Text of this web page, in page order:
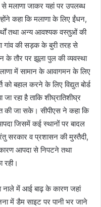
मलाणा जाकर यहां पर उपलब्ध
कहा कि मलाणा के लिए ईंधन,
तथा अन्य आवश्यक वस्तुओं की
गांव की सड़क के बुरी तरह से
के तौर पर झूला पुल की व्यवस्था
में सामान के आवागमन के लिए
बहाल करने के लिए विद्युत बोर्ड
जा रहा है ताकि शीघ्रातिशीघ्र
की जा सके। सीपीएस ने कहा कि
जिसमें कई स्थानों पर बादल
व प्रशासन की मुस्तैदी,
आपदा से निपटने तथा
रही।
नाले में आई बाढ़ के कारण जहां
में डैम साइट पर पानी भर जाने